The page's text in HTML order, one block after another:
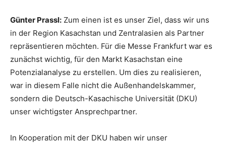
Günter Prassl: Zum einen ist es unser Ziel, dass wir uns
in der Region Kasachstan und Zentralasien als Partner
repräsentieren möchten. Für die Messe Frankfurt war es
zunächst wichtig, für den Markt Kasachstan eine
Potenzialanalyse zu erstellen. Um dies zu realisieren,
war in diesem Falle nicht die Außenhandelskammer,
sondern die Deutsch-Kasachische Universität (DKU)
unser wichtigster Ansprechpartner.
In Kooperation mit der DKU haben wir unser